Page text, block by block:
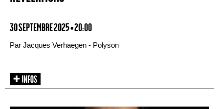
30 SEPTEMBRE 2025 • 20:00
Par Jacques Verhaegen - Polyson